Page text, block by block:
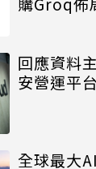
回應資料
安營運平
全球最大